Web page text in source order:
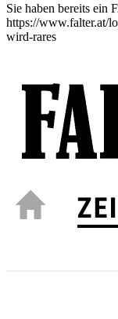
Sie haben bereits ein
https://www.falter.at/
wird-rares